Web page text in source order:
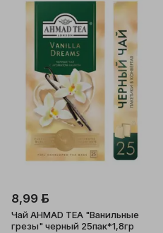
8,99 ƃ
Чай AHMAD TEA "Ванильные
грезы" черный 25пак*1,8гр